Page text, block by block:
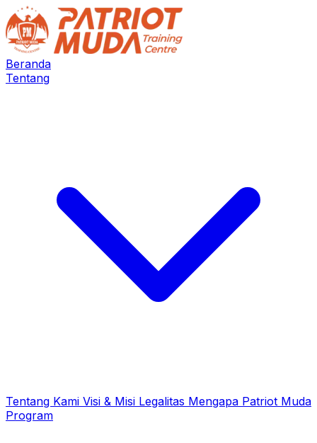
Beranda
Tentang
Tentang Kami Visi & Misi Legalitas Mengapa Patriot Muda
Program